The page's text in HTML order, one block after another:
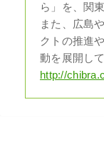
ら」を、関
また、広島
クトの推進
動を展開して
http://